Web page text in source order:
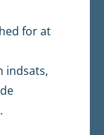
for at
indsats,